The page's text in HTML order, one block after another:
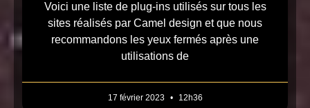
Voici une liste de plug-ins utilisés sur tous les
sites réalisés par Camel design et que nous
recommandons les yeux fermés après une
utilisations de
17 février 2023 12h36